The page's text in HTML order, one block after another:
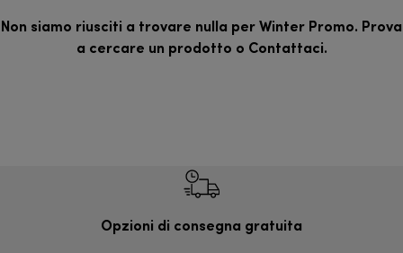
Non siamo riusciti a trovare nulla per Winter Promo. Prova
a cercare un prodotto o Contattaci.
Opzioni di consegna gratuita